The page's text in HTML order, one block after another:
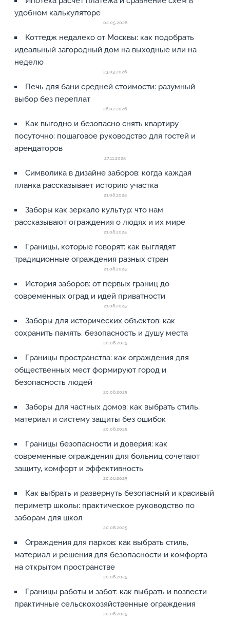
удобном калькуляторе
02.05.2026
Коттедж недалеко от Москвы: как подобрать
идеальный загородный дом на выходные или на
неделю
23.03.2026
Печь для бани средней стоимости: разумный
выбор без переплат
26.02.2026
Как выгодно и безопасно снять квартиру
посуточно: пошаговое руководство для гостей и
арендаторов
27.11.2025
Символика в дизайне заборов: когда каждая
планка рассказывает историю участка
21.08.2025
Заборы как зеркало культур: что нам
рассказывают ограждения о людях и их мире
21.08.2025
Границы, которые говорят: как выглядят
традиционные ограждения разных стран
21.08.2025
История заборов: от первых границ до
современных оград и идей приватности
21.08.2025
Заборы для исторических объектов: как
сохранить память, безопасность и душу места
20.08.2025
Границы пространства: как ограждения для
общественных мест формируют город и
безопасность людей
20.08.2025
Заборы для частных домов: как выбрать стиль,
материал и систему защиты без ошибок
20.08.2025
Границы безопасности и доверия: как
современные ограждения для больниц сочетают
защиту, комфорт и эффективность
20.08.2025
Как выбрать и развернуть безопасный и красивый
периметр школы: практическое руководство по
заборам для школ
20.08.2025
Ограждения для парков: как выбрать стиль,
материал и решения для безопасности и комфорта
на открытом пространстве
20.08.2025
Границы работы и забот: как выбрать и возвести
практичные сельскохозяйственные ограждения
20.08.2025